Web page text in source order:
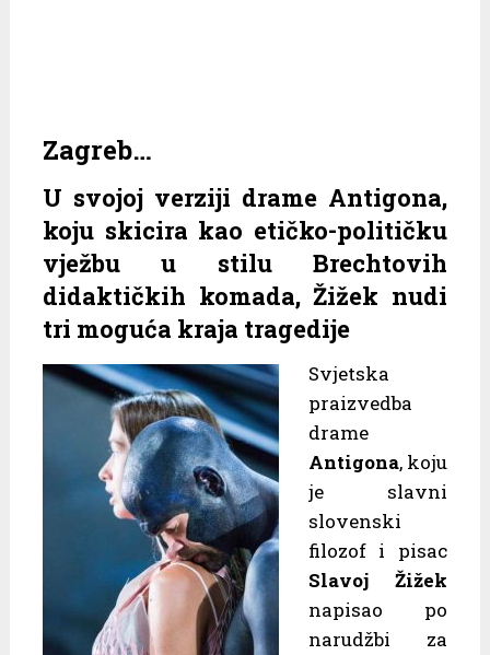
Zagreb…
U svojoj verziji drame Antigona,
koju skicira kao etičko-političku
vježbu u stilu Brechtovih
didaktičkih komada, Žižek nudi
tri moguća kraja tragedije
Svjetska
praizvedba
drame
Antigona, koju
je slavni
slovenski
filozof i pisac
Slavoj Žižek
napisao po
narudžbi za